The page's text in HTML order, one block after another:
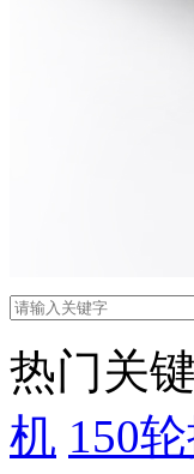
热门关
机 150